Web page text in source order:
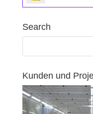
Search
Kunden und